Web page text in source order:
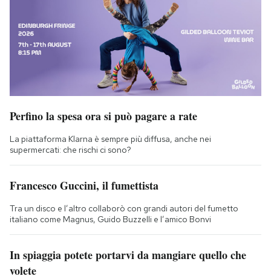
Perfino la spesa ora si può pagare a rate
La piattaforma Klarna è sempre più diffusa, anche nei
supermercati: che rischi ci sono?
Francesco Guccini, il fumettista
Tra un disco e l’altro collaborò con grandi autori del fumetto
italiano come Magnus, Guido Buzzelli e l’amico Bonvi
In spiaggia potete portarvi da mangiare quello che
volete